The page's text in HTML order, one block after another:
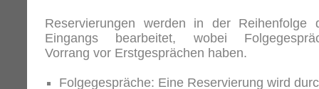
Reservierungen werden in der Reihenfolge
Eingangs bearbeitet, wobei
Vorrang vor Erstgesprächen haben.
Folgegespräche: Eine Reservierung wird